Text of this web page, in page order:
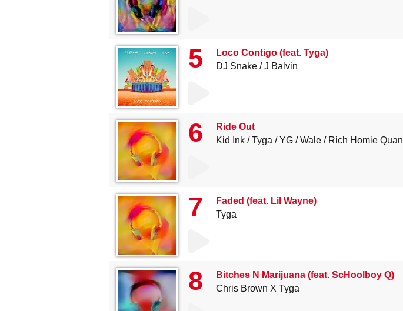
5
Loco Contigo (feat. Tyga)
DJ Snake
J Balvin
6
Ride Out
Kid Ink
Tyga YG Wale Rich Homie Quan
7
Faded (feat. Lil Wayne)
Tyga
8
Bitches N Marijuana (feat. ScHoolboy Q)
Chris Brown X Tyga